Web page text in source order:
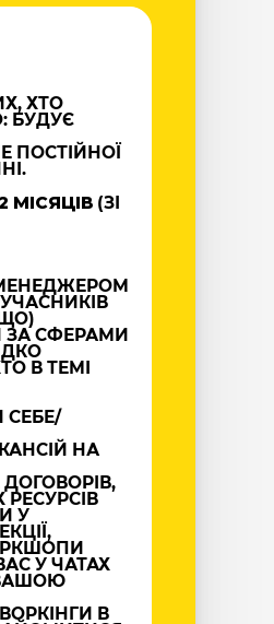
ХТО
БУДУЄ
ПОСТІЙНОЇ
МІСЯЦІВ (ЗІ
ЗА СФЕРАМИ
В ТЕМІ
СЕБЕ/
НА
РЕСУРСІВ
У
У ЧАТАХ
В